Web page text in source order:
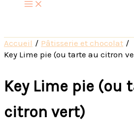
Accueil
Pâtisserie et chocolat
Key Lime pie (ou tarte au citron
Key Lime pie (ou
citron vert)